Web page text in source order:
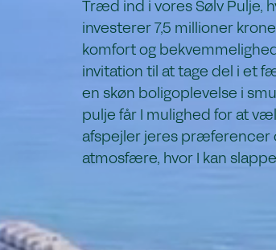
Træd ind i vores Sølv Pulje,
investerer 7,5 millioner
komfort og
invitation til at tage del i et
en skøn boligoplevelse i
pulje får I mulighed for at
afspejler jeres præferencer
atmosfære, hvor I kan